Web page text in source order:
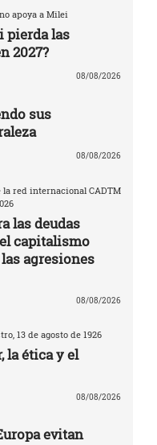
apoya a Milei
pierda las
2027?
08/08/2026
sus
08/08/2026
red internacional CADTM
las deudas
capitalismo
agresiones
08/08/2026
13 de agosto de 1926
la ética y el
08/08/2026
evitan